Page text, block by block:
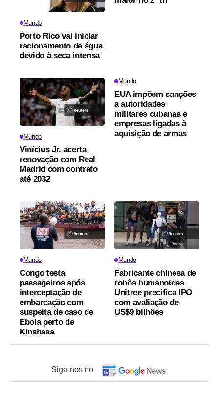
Mundo
Porto Rico vai iniciar
racionamento de água
devido à seca intensa
Mundo
Vinícius Jr. acerta
renovação com Real
Madrid com contrato
até 2032
Mundo
EUA impõem sanções
a autoridades
militares cubanas e
empresas ligadas à
aquisição de armas
Mundo
Congo testa
passageiros após
interceptação de
embarcação com
suspeita de caso de
Ebola perto de
Kinshasa
Mundo
Fabricante chinesa de
robôs humanoides
Unitree precifica IPO
com avaliação de
US$9 bilhões
Siga-nos no